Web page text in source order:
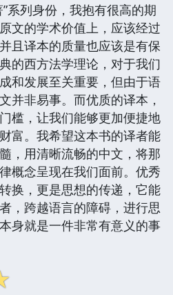
系列身份，我抱有很高的期
文的学术价值上，应该经过
且译本的质量也应该是有保
的西方法学理论，对于我们
和发展至关重要，但由于语
并非易事。而优质的译本，
槛，让我们能够更加便捷地
富。我希望这本书的译者能
，用清晰流畅的中文，将那
概念呈现在我们面前。优秀
换，更是思想的传递，它能
，跨越语言的障碍，进行思
身就是一件非常有意义的事